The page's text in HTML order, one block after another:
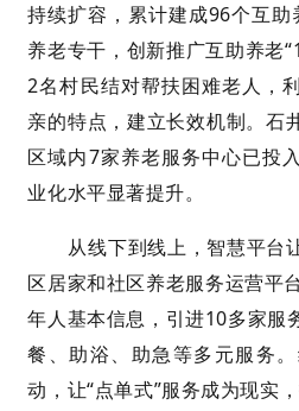
持续扩容，累计建成96个互
养老专干，创新推广互助养
2名村民结对帮扶困难老人，
亲的特点，建立长效机制。石
区域内7家养老服务中心已投
业化水平显著提升。
从线下到线上，智慧平台
区居家和社区养老服务运营平
年人基本信息，引进10多家服
餐、助浴、助急等多元服务
动，让“点单式”服务成为现实